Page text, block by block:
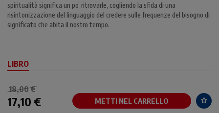
spiritualità significa un po’ ritrovarle, cogliendo la sfida di una
risintonizzazione del linguaggio del credere sulle frequenze del bisogno di
significato che abita il nostro tempo.
LIBRO
18,00 €
17,10 € METTI NEL CARRELLO